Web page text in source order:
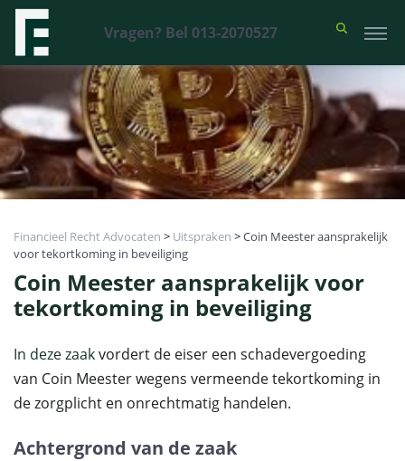
Vragen? Bel 013-2070527
Financieel Recht Advocaten > Uitspraken >Coin Meester aansprakelijk
voor tekortkoming in beveiliging
Coin Meester aansprakelijk voor
tekortkoming in beveiliging
In deze zaakvordert de eiser een schadevergoeding
van Coin Meester wegens vermeende tekortkoming in
de zorgplicht en onrechtmatig handelen.
Achtergrond van de zaak